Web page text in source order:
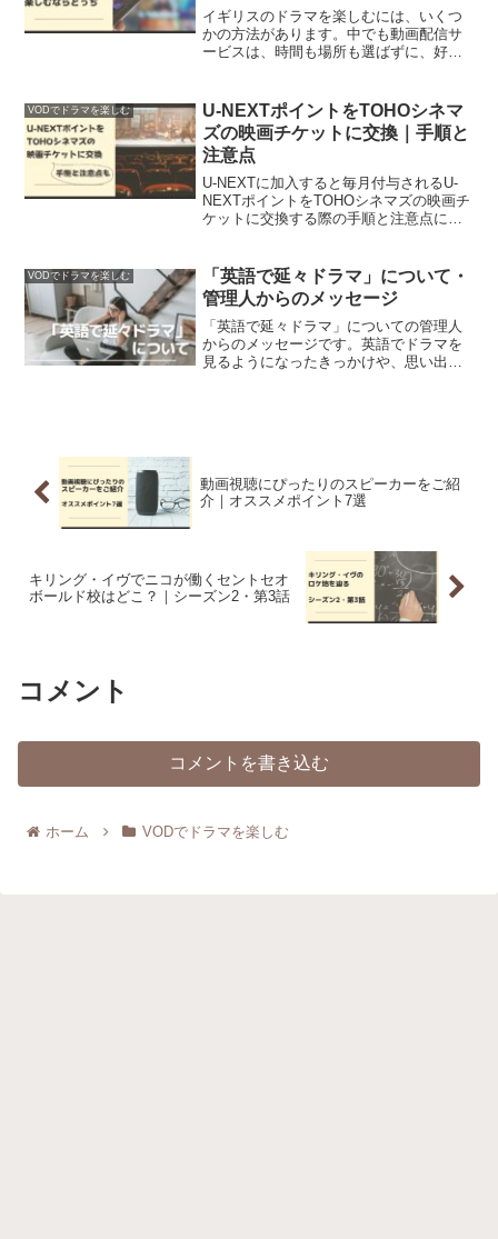
イギリスのドラマを楽しむには、いくつ
かの方法があります。中でも動画配信サ
ービスは、時間も場所も選ばずに、好き
た。
VODでドラマを楽しむ
U-NEXTポイントをTOHOシネマ
ズの映画チケットに交換｜手順と
注意点
U-NEXTに加入すると毎月付与されるU-
NEXTポイントをTOHOシネマズの映画チ
ケットに交換する際の手順と注意点につ
い！
VODでドラマを楽しむ
「英語で延々ドラマ」について・
管理人からのメッセージ
「英語で延々ドラマ」についての管理人
からのメッセージです。英語でドラマを
見るようになったきっかけや、思い出の
動画視聴にぴったりのスピーカーをご紹
介｜オススメポイント7選
キリング・イヴでニコが働くセントセオ
ボールド校はどこ？｜シーズン2・第3話
コメント
コメントを書き込む
ホーム VODでドラマを楽しむ